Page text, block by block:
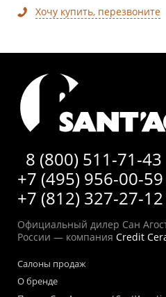
Хочу купить, перезвоните
8 (800) 511-71-43
+7 (495) 956-00-59
+7 (812) 327-27-12
Официальный дилер Сан
России — компания Credit
Салоны продаж
О бренде